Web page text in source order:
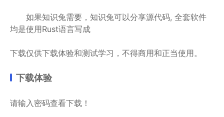
如果知识兔需要，知识兔可以分享源代码, 全套软件
均是使用Rust语言写成
下载仅供下载体验和测试学习，不得商用和正当使用。
下载体验
请输入密码查看下载！